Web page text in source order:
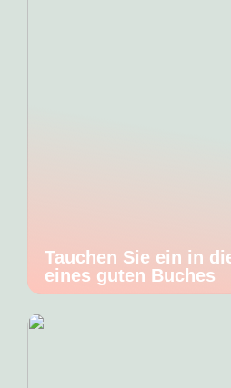
Tauchen Sie ein in
eines guten Buches